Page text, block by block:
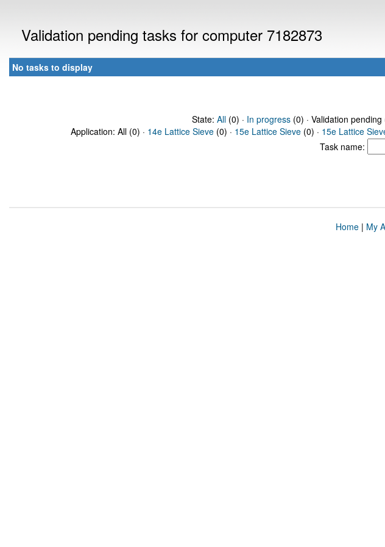
Validation pending tasks for computer 7182873
No tasks to display
State: All(0) · In progress(0) · Validation pending
Application: All (0) · 14e Lattice Sieve (0) · 15e Lattice Sieve (0) · 15e Lattice
Task name:
Home| My